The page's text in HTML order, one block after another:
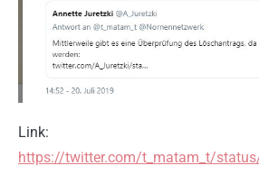
Link:
https://twitter.com/t_matam_t/